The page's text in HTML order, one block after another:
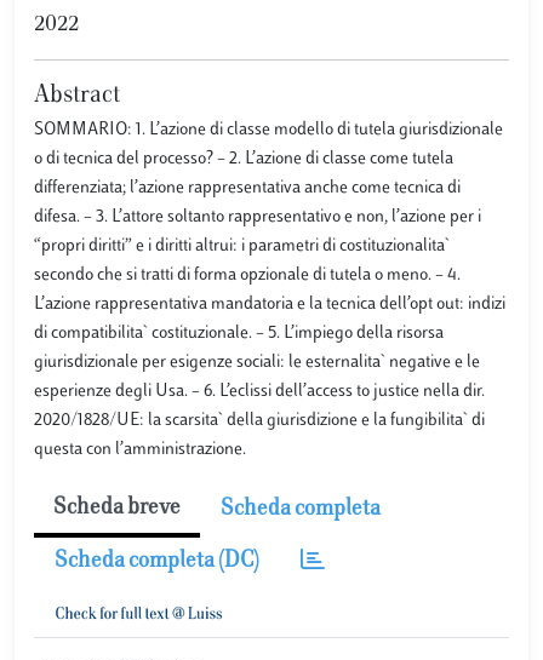
2022
Abstract
SOMMARIO: 1. L’azione di classe modello di tutela giurisdizionale
o di tecnica del processo? – 2. L’azione di classe come tutela
differenziata; l’azione rappresentativa anche come tecnica di
difesa. – 3. L’attore soltanto rappresentativo e non, l’azione per i
“propri diritti” e i diritti altrui: i parametri di costituzionalita`
secondo che si tratti di forma opzionale di tutela o meno. – 4.
L’azione rappresentativa mandatoria e la tecnica dell’opt out: indizi
di compatibilita` costituzionale. – 5. L’impiego della risorsa
giurisdizionale per esigenze sociali: le esternalita` negative e le
esperienze degli Usa. – 6. L’eclissi dell’access to justice nella dir.
2020/1828/UE: la scarsita` della giurisdizione e la fungibilita` di
questa con l’amministrazione.
Scheda breve Scheda completa
Scheda completa (DC)